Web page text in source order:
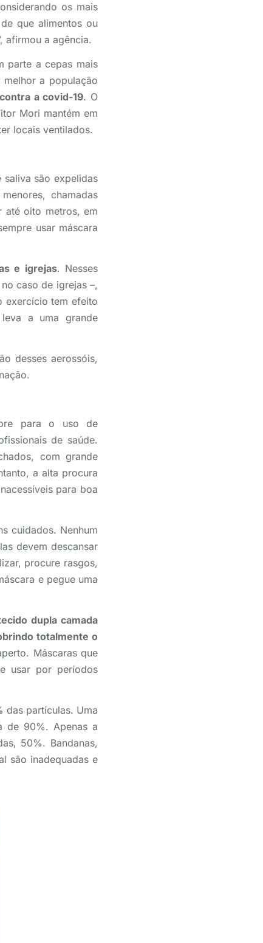
os mais
que alimentos ou
afirmou a agência.
parte a cepas mais
a população
a covid-19. O
Mori mantém em
locais ventilados.
são expelidas
chamadas
até oito metros, em
usar máscara
e igrejas. Nesses
caso de igrejas –,
exercício tem efeito
a uma grande
desses aerossóis,
para o uso de
de saúde.
com grande
a alta procura
para boa
cuidados. Nenhum
devem descansar
procure rasgos,
e pegue uma
dupla camada
totalmente o
Máscaras que
usar por períodos
das partículas. Uma
de 90%. Apenas a
50%. Bandanas,
são inadequadas e